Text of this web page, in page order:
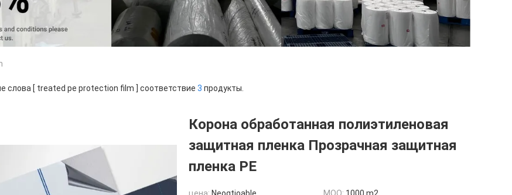
слова [ treated pe protection film ] соответствие 3 продукты.
Корона обработанная полиэтиленовая
защитная пленка Прозрачная защитная
пленка PE